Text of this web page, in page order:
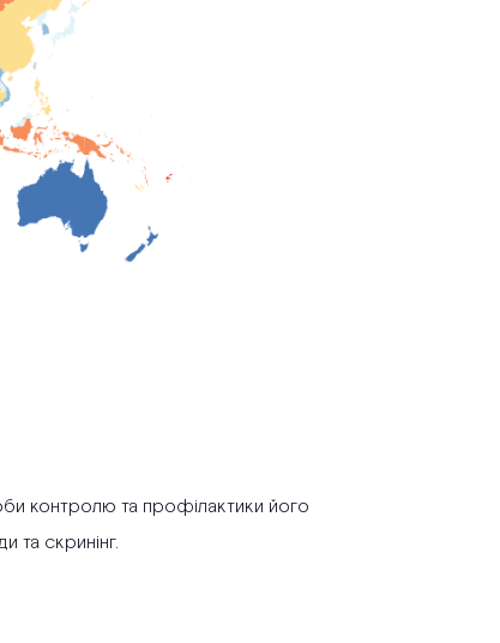
контролю та профілактики його
та скринінг.